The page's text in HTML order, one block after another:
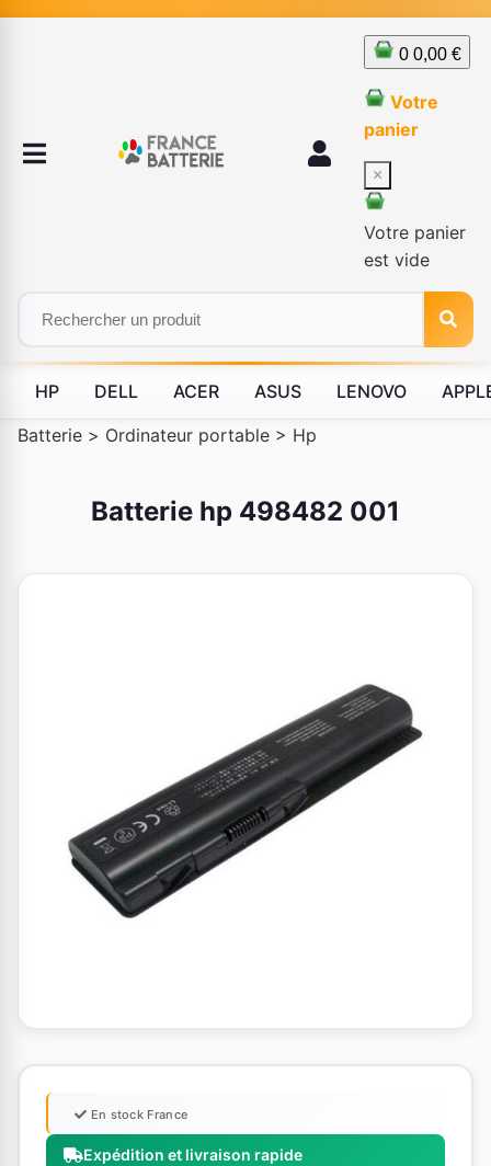
0 0,00 €
Votre
panier
×
Votre panier
est vide
HP DELL ACER ASUS LENOVO
Batterie > Ordinateur portable > Hp
Batterie hp 498482 001
Expédition et livraison rapide
En stock France